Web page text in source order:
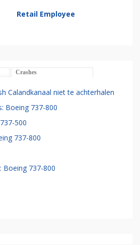
Retail Employee
Crashes
Calandkanaal niet te achterhalen
Boeing 737-800
500
737-800
Boeing 737-800